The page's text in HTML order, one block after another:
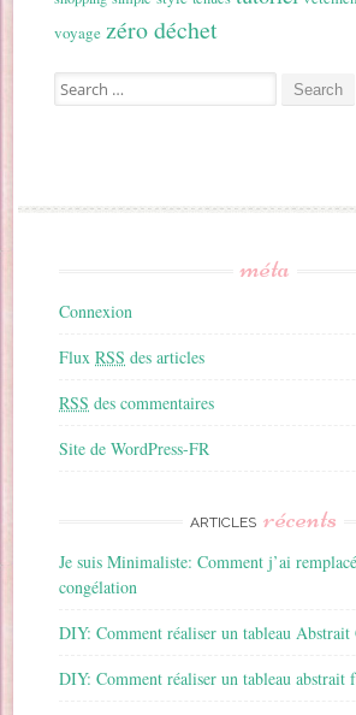
voyage zéro déchet
Search for:
méta
Connexion
FluxRSS des articles
RSS des commentaires
Site de WordPress-FR
ARTICLES récents
Je suis Minimaliste: Comment j’ai
congélation
DIY: Comment réaliser un tableau Abstrait
DIY: Comment réaliser un tableau abstrait